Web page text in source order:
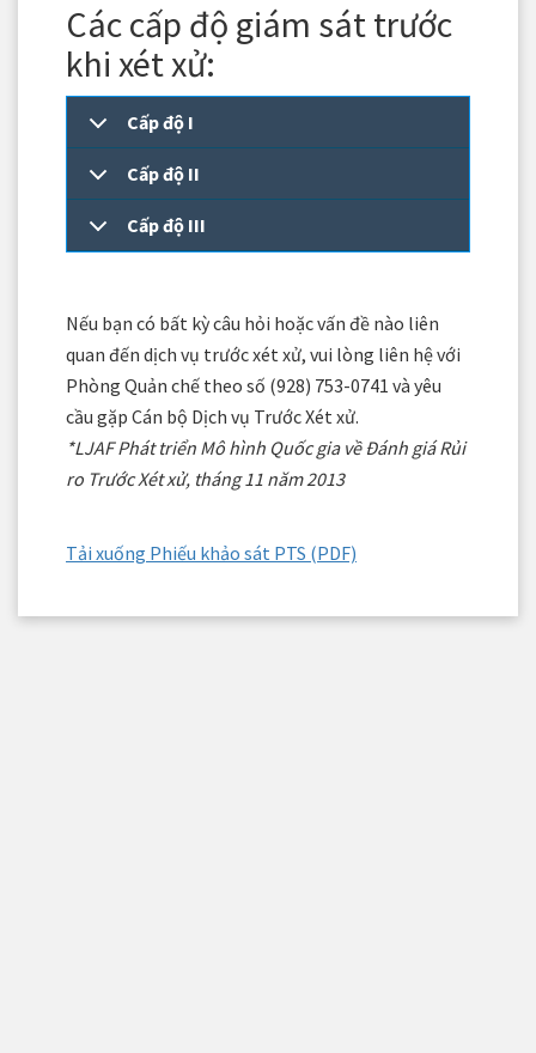
Các cấp độ giám sát trước
khi xét xử:
Cấp độ I
Cấp độ II
Cấp độ III
Nếu bạn có bất kỳ câu hỏi hoặc vấn đề nào liên
quan đến dịch vụ trước xét xử, vui lòng liên hệ với
Phòng Quản chế theo số (928) 753-0741 và yêu
cầu gặp Cán bộ Dịch vụ Trước Xét xử.
*LJAF Phát triển Mô hình Quốc gia về Đánh giá Rủi
ro Trước Xét xử, tháng 11 năm 2013
Tải xuống Phiếu khảo sát PTS (PDF)